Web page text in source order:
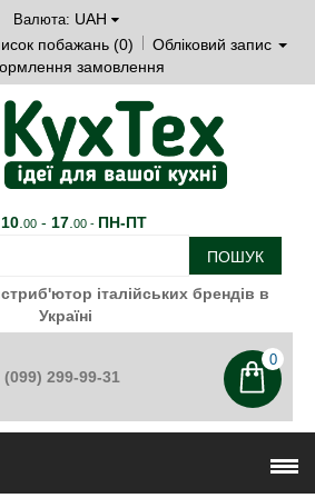
Валюта: UAH
побажань (0)
Обліковий запис
замовлення
10. 00- 17. 00 - ПН-ПТ
ПОШУК
італійських брендів в
Україні
(099) 299-99-31
0